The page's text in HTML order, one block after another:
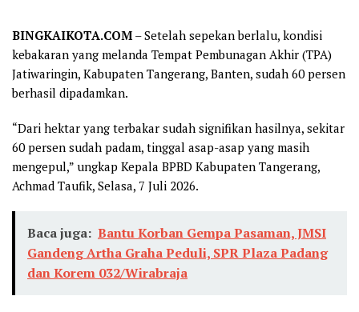
BINGKAIKOTA.COM – Setelah sepekan berlalu, kondisi
kebakaran yang melanda Tempat Pembunagan Akhir (TPA)
Jatiwaringin, Kabupaten Tangerang, Banten, sudah 60 persen
berhasil dipadamkan.
“Dari hektar yang terbakar sudah signifikan hasilnya, sekitar
60 persen sudah padam, tinggal asap-asap yang masih
mengepul,” ungkap Kepala BPBD Kabupaten Tangerang,
Achmad Taufik, Selasa, 7 Juli 2026.
Baca juga: Bantu Korban Gempa Pasaman, JMSI
Gandeng Artha Graha Peduli, SPR Plaza Padang
dan Korem 032/Wirabraja